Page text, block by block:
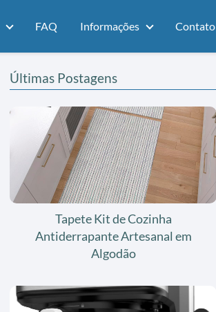
FAQ Informações Contato
Últimas Postagens
Tapete Kit de Cozinha
Antiderrapante Artesanal em
Algodão